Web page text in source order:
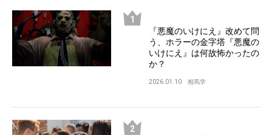
『悪魔のいけにえ』改めて問
う、ホラーの金字塔『悪魔の
いけにえ』は何故怖かったの
か？
2026.01.10 相馬学